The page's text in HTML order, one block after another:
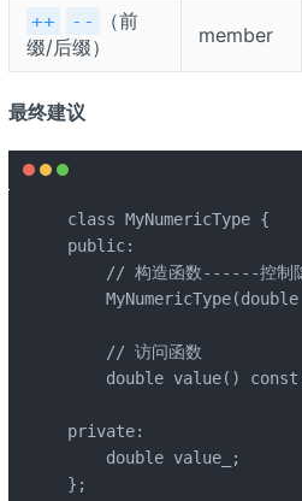
++ --
（前
缀/后缀）
member
最终建议
class MyNumericType {
public:
// 构造函数------控制
MyNumericType(double
    // 访问函数
double value()
private:
    double value_;
};